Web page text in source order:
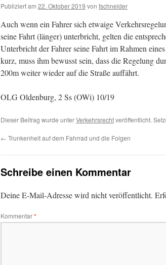
Publiziert am 22. Oktober 2019 von fschneider
Auch wenn ein Fahrer sich etwaige
seine Fahrt (länger) unterbricht, gelten die
Unterbricht der Fahrer seine Fahrt im Rahmen
kurz, muss ihm bewusst sein, dass die Regelung
200m weiter wieder auf die Straße auffährt.
OLG Oldenburg, 2 Ss (OWi) 10/19
Dieser Beitrag wurde unterVerkehrsrechtveröffentlicht.
← Trunkenheit auf dem Fahrrad und die Folgen
Schreibe einen Kommentar
Deine E-Mail-Adresse wird nicht veröffentlicht.
Kommentar*